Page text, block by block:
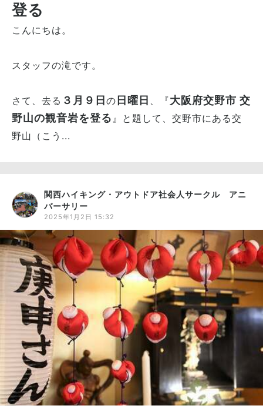
登る
こんにちは。
スタッフの滝です。
さて、去る ３月９日 の 日曜日 、『大阪府交野市 交
野山の観音岩を登る 』と題して、交野市にある交
野山（こう...
関西ハイキング・アウトドア社会人サークル アニ
バーサリー
2025年1月2日 15:32